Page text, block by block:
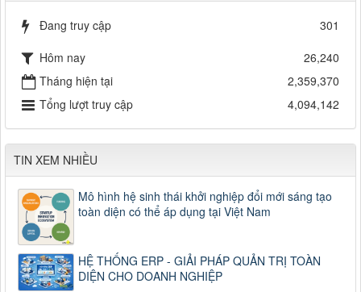
Đang truy cập
301
Hôm nay
26,240
Tháng hiện tại
2,359,370
Tổng lượt truy cập
4,094,142
TIN XEM NHIỀU
Mô hình hệ sinh thái khởi nghiệp đổi mới sáng tạo
toàn diện có thể áp dụng tại Việt Nam
HỆ THỐNG ERP - GIẢI PHÁP QUẢN TRỊ TOÀN
DIỆN CHO DOANH NGHIỆP